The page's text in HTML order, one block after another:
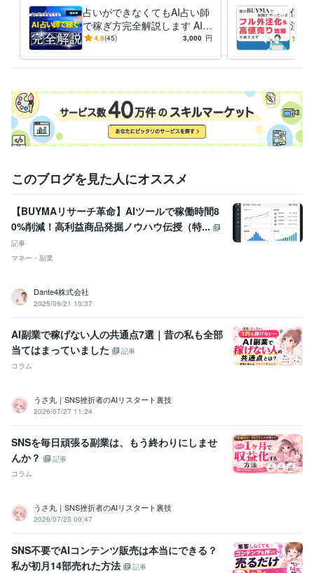
占いができなくてもAI占い師
で稼ぎ方完全解説します AIで
いますぐ占い師になれる最強
4.8(45) 3,000 円
僕が
注化
外注
このブログを見た人にオススメ
【BUYMAリサーチ革命】AIツールで稼働時間8
0%削減！高利益商品発掘ノウハウ伝授（特...
記事
マネー・副業
Dante4株式会社
2025/09/21 10:37
AI副業で稼げない人の共通点7選｜昔の私も全部
当てはまっていました
記事
コラム
うさ丸｜SNS挫折者のAIリスタート裏技
2026/07/27 11:24
SNSを毎日頑張る副業は、もう終わりにしませ
んか？
記事
コラム
うさ丸｜SNS挫折者のAIリスタート裏技
2026/07/25 09:47
SNS不要でAIコンテンツ販売は本当にできる？
私が初月14部売れた方法
記事